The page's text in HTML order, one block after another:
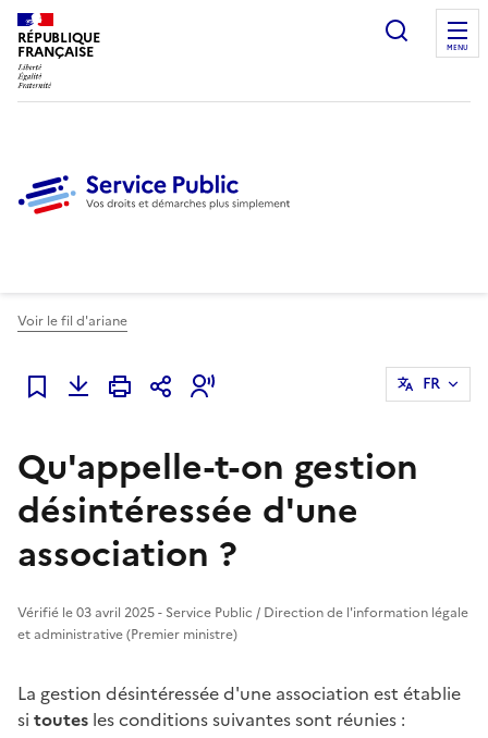
RÉPUBLIQUE
FRANÇAISE
Ouvrir
MENU
Voir le fil d'ariane
Ajouter à mes favoris
FR
Qu'appelle-t-on gestion
désintéressée d'une
association ?
Vérifié le 03 avril 2025 - Service Public / Direction de l'information légale
et administrative (Premier ministre)
La gestion désintéressée d'une association est établie
si toutes les conditions suivantes sont réunies :